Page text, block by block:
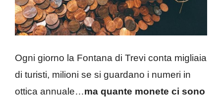
Ogni giorno la Fontana di Trevi conta migliaia
di turisti, milioni se si guardano i numeri in
ottica annuale…ma quante monete ci sono